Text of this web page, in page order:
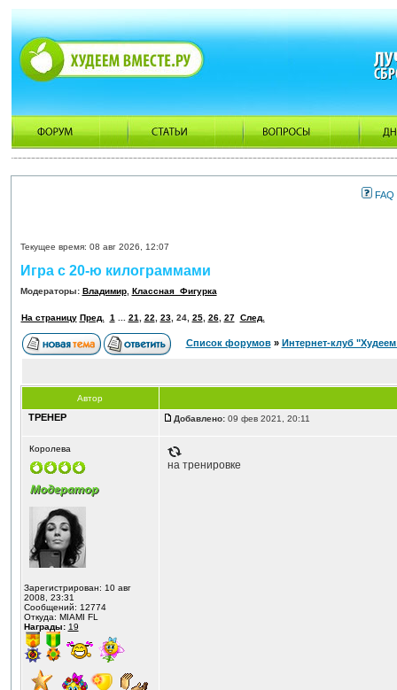
FAQ
Текущее время: 08 авг 2026, 12:07
Игра с 20-ю килограммами
Модераторы: Владимир, Классная_Фигурка
На страницу Пред. 1 21 22 23, 24, 25, 26, 27 След.
Список форумов» Интернет-клуб
Автор
ТРЕНЕР Добавлено:09 фев 2021, 20:11
Королева
Зарегистрирован: 10 авг
2008, 23:31
Сообщений: 12774
Откуда: MIAMI FL
Награды: 19
на тренировке